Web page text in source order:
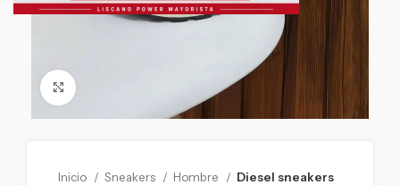
Inicio Sneakers Hombre Diesel sneakers